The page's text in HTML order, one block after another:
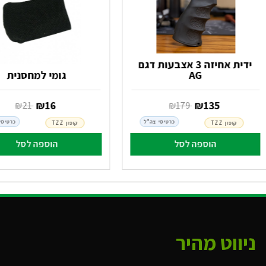
ידית אחיזה 3 אצבעות דגם
AG
‏ ₪
179 135
הוספה לסל
כרטיסי צה"ל קופון TZZ
גומי למחסנית
‏ ₪
21 16
הוספה לסל
קופון TZZ
ניווט מהיר